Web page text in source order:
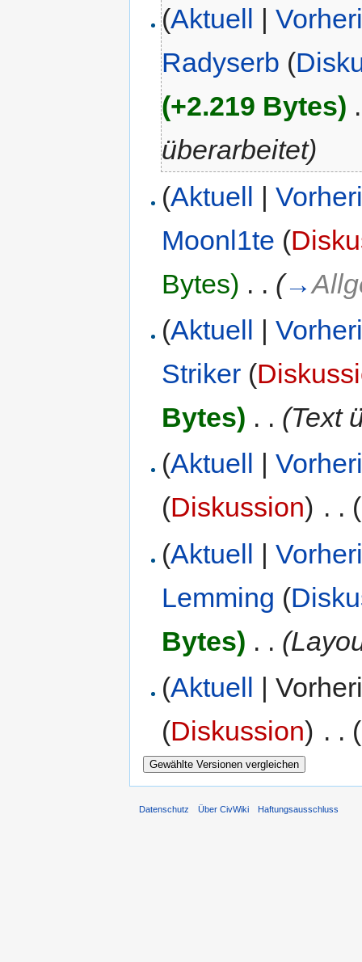
(Aktuell |
Radyserb (
(+2.219 Bytes)
überarbeitet)
(Aktuell |
Moonl1te (
Bytes) . . (→
(Aktuell |
Striker (
Bytes) . . (Text
(Aktuell |
(Diskussion) . .
(Aktuell |
Lemming (
Bytes) . .
(Aktuell |
(Diskussion) . .
Datenschutz Über CivWiki Haftungsausschluss